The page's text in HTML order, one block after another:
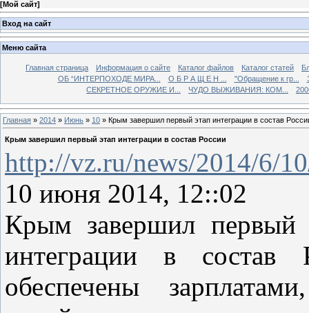
[Мой сайт]
Вход на сайт
Меню сайта
Главная страница Информация о сайте Каталог файлов Каталог статей
ОБ “ИНТЕРПОХОДЕ МИРА...
О Б Р А Щ Е Н ... "Обращение к гр...
СЕКРЕТНОЕ ОРУЖИЕ И...
ЧУДО ВЫЖИВАНИЯ: КОМ...
Главная » 2014 » Июнь » 10 » Крым завершил первый этап интеграции в состав
Крым завершил первый этап интеграции в состав России
http://vz.ru/news/2014/6/
10 июня 2014, 12::02
Крым завершил первый
интеграции в состав
обеспечены